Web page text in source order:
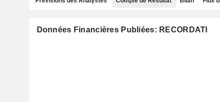
Données Financières Publiées: RECORDATI